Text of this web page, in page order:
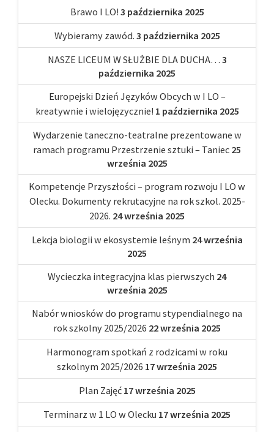
Brawo I LO! 3 października 2025
Wybieramy zawód. 3 października 2025
NASZE LICEUM W SŁUŻBIE DLA DUCHA… 3
października 2025
Europejski Dzień Języków Obcych w I LO –
kreatywnie i wielojęzycznie! 1 października 2025
Wydarzenie taneczno-teatralne prezentowane w
ramach programu Przestrzenie sztuki – Taniec 25
września 2025
Kompetencje Przyszłości – program rozwoju I LO w
Olecku. Dokumenty rekrutacyjne na rok szkol. 2025-
2026. 24 września 2025
Lekcja biologii w ekosystemie leśnym 24 września
2025
Wycieczka integracyjna klas pierwszych 24
września 2025
Nabór wniosków do programu stypendialnego na
rok szkolny 2025/2026 22 września 2025
Harmonogram spotkań z rodzicami w roku
szkolnym 2025/2026 17 września 2025
Plan Zajęć 17 września 2025
Terminarz w 1 LO w Olecku 17 września 2025